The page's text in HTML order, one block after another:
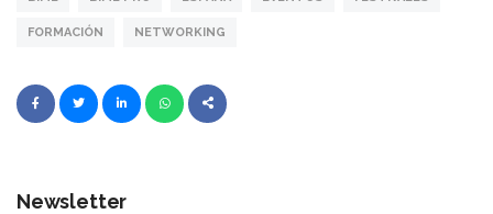
FORMACIÓN NETWORKING
Newsletter